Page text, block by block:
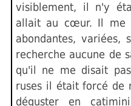
visiblement, il n'y
allait au cœur. Il me
abondantes, variées,
recherche aucune de
qu'il ne me disait
ruses il était forcé de
déguster en